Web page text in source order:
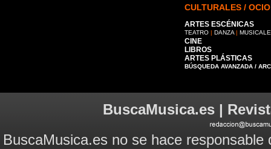
CULTURALES / OCIO
ARTES ESCÉNICAS
TEATRO | DANZA |
CINE
LIBROS
ARTES PLÁSTICAS
BÚSQUEDA AVANZADA /
BuscaMusica.es |
BuscaMusica.es no se hace